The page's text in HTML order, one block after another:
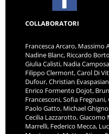
COLLABORATORI
Francesca Arcaro, Massimo
Nadine Blanc, Riccardo
Giulia Calisti, Nadia
Filippo Clermont, Carol Di
Dufour, Christian
Enrico Formento Dojot,
Francesconi, Sofia
Paolo Gatto, Michael
Cecilia Lazzarotto, Giacomo
Marrelli, Federico Mecca,